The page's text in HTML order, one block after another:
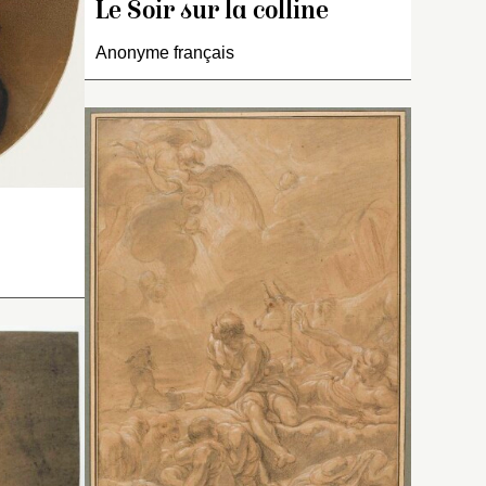
pas
A. Sérullaz confirme qu’il ne
s’agit pas d’une œuvre de
Delacroix (communication
Le Soir sur la colline
Anonyme français